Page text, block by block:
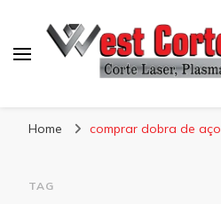
Home comprar dobra de aço
TAG